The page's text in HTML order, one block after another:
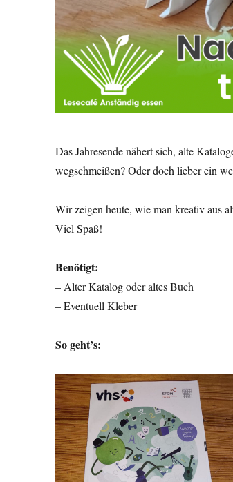
Das Jahresende nähert sich, alte
wegschmeißen? Oder doch lieber ein
Wir zeigen heute, wie man kreativ aus
Viel Spaß!
Benötigt:
– Alter Katalog oder altes Buch
– Eventuell Kleber
So geht’s: